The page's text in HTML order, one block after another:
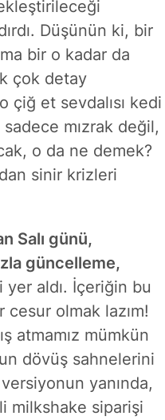
Düşünün ki, bir
bir o kadar da
çok detay
et sevdalısı kedi
mızrak değil,
o da ne demek?
sinir krizleri
Salı günü,
güncelleme,
yer aldı. İçeriğin bu
olmak lazım!
atmamız mümkün
dövüş sahnelerini
yanında,
milkshake siparişi